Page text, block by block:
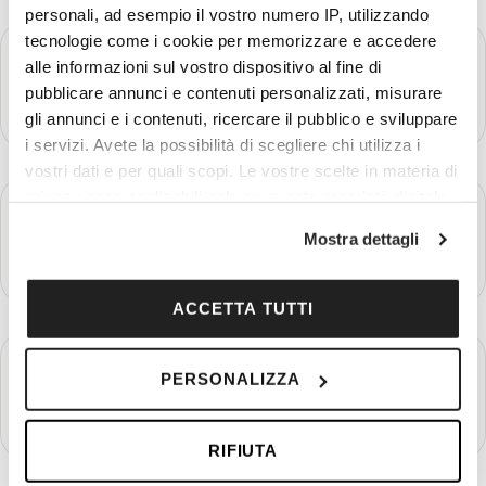
personali, ad esempio il vostro numero IP, utilizzando
tecnologie come i cookie per memorizzare e accedere
alle informazioni sul vostro dispositivo al fine di
pubblicare annunci e contenuti personalizzati, misurare
gli annunci e i contenuti, ricercare il pubblico e sviluppare
i servizi. Avete la possibilità di scegliere chi utilizza i
vostri dati e per quali scopi. Le vostre scelte in materia di
modificare o revocare il proprio consenso in qualsiasi
momento dalla Dichiarazione sui cookie o facendo clic
sull'icona di attivazione della privacy.
Con il tuo consenso, vorremmo anche:
raccogliere informazioni sulla tua posizione
geografica, con un'approssimazione di qualche
Identificare il tuo dispositivo, scansionandolo
Mostra dettagli
ACCETTA TUTTI
PERSONALIZZA
RIFIUTA
GIORNO 3
Nantes - Vannes - Concarneau - Quimper
Più dettagli
GIORNO 4
GIORNO 5
Rennes - St. Malo - Mont St. Michel
Più dettagli